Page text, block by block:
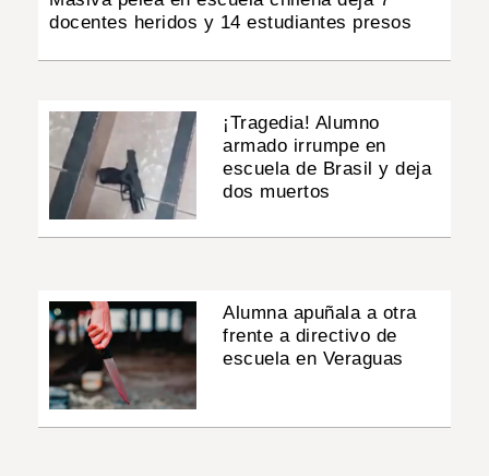
docentes heridos y 14 estudiantes presos
¡Tragedia! Alumno
armado irrumpe en
escuela de Brasil y deja
dos muertos
Alumna apuñala a otra
frente a directivo de
escuela en Veraguas